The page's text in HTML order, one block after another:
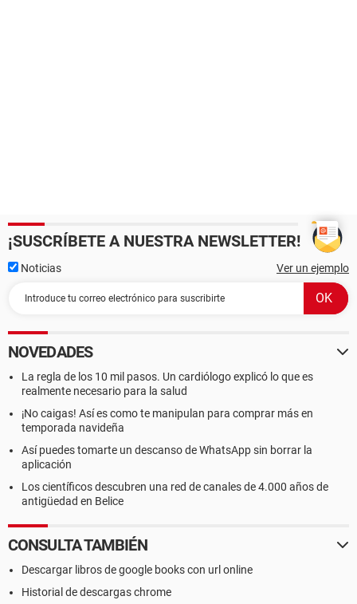
¡SUSCRÍBETE A NUESTRA NEWSLETTER!
Noticias Ver un ejemplo
NOVEDADES
La regla de los 10 mil pasos. Un cardiólogo explicó lo que es
realmente necesario para la salud
¡No caigas! Así es como te manipulan para comprar más en
temporada navideña
Así puedes tomarte un descanso de WhatsApp sin borrar la
aplicación
Los científicos descubren una red de canales de 4.000 años de
antigüedad en Belice
CONSULTA TAMBIÉN
Descargar libros de google books con url online
Historial de descargas chrome